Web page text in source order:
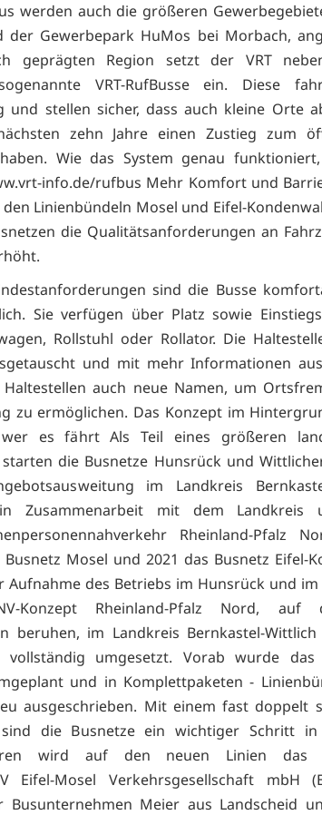
werden auch die größeren
der Gewerbepark HuMos bei Morbach,
geprägten Region setzt der VRT
VRT-RufBusse ein. Diese
und stellen sicher, dass auch kleine Orte
zehn Jahre einen Zustieg zum
Wie das System genau
info.de/rufbus Mehr Komfort und
Linienbündeln Mosel und Eifel-
die Qualitätsanforderungen an
sind die Busse
Sie verfügen über Platz sowie
Rollstuhl oder Rollator. Die
und mit mehr Informationen
auch neue Namen, um
zu ermöglichen. Das Konzept im
es fährt Als Teil eines größeren
die Busnetze Hunsrück und
im Landkreis
Zusammenarbeit mit dem Landkreis
Rheinland-Pfalz
Mosel und 2021 das Busnetz Eifel-
des Betriebs im Hunsrück und
Konzept Rheinland-Pfalz Nord, auf
beruhen, im Landkreis Bernkastel-
vollständig umgesetzt. Vorab wurde das
und in Komplettpaketen -
ausgeschrieben. Mit einem fast doppelt
die Busnetze ein wichtiger Schritt in
wird auf den neuen Linien das
Eifel-Mosel Verkehrsgesellschaft mbH
Busunternehmen Meier aus Landscheid